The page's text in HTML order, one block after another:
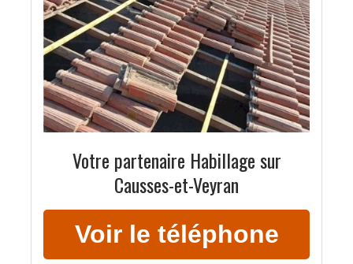
Votre partenaire Habillage sur
Causses-et-Veyran